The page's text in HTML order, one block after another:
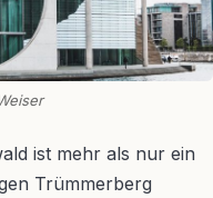
ist mehr als nur ein
Trümmerberg